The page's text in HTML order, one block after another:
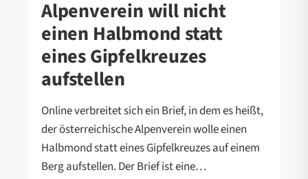
Alpenverein will nicht
einen Halbmond statt
eines Gipfelkreuzes
aufstellen
Online verbreitet sich ein Brief, in dem es heißt,
der österreichische Alpenverein wolle einen
Halbmond statt eines Gipfelkreuzes auf einem
Berg aufstellen. Der Brief ist eine…